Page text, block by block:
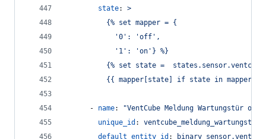
state: >
          {% set mapper = {
            '0': 'off',
            '1': 'on'} %}
{% set state =
{{ mapper[state] if state in mapper
      -
name: "VentCube Meldung Wartungstür
unique_id :
default_entity_id :